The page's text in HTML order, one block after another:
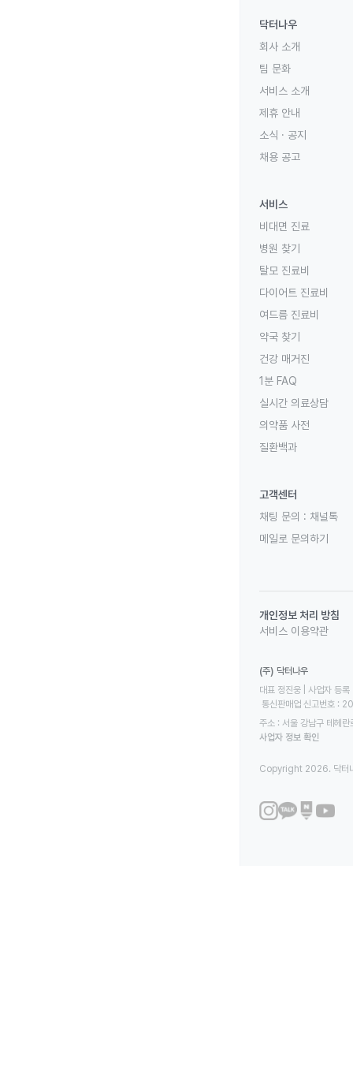
닥터나우
회사 소개
팀 문화
서비스 소개
제휴 안내
소식 · 공지
채용 공고
서비스
비대면 진료
병원 찾기
탈모 진료비
다이어트 진료비
여드름 진료비
약국 찾기
건강 매거진
1분 FAQ
실시간 의료상담
의약품 사전
질환백과
고객센터
채팅 문의 : 채널톡
메일로 문의하기
개인정보 처리 방침
서비스 이용약관
(주) 닥터나우
대표 정진웅 | 사업자
통신판매업 신고번호
주소 : 서울 강남구 테헤
사업자 정보 확인
Copyright 2026. 닥터